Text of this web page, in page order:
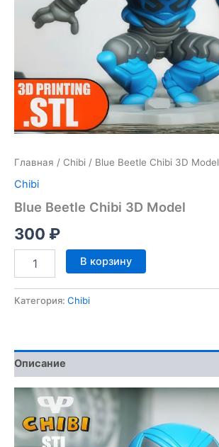
Главная / Chibi / Blue Beetle Chibi 3D Model
Chibi
Blue Beetle Chibi 3D Model
300 ₽
Количество
товара
Beetle
В корзину
Категория: Chibi
Описание